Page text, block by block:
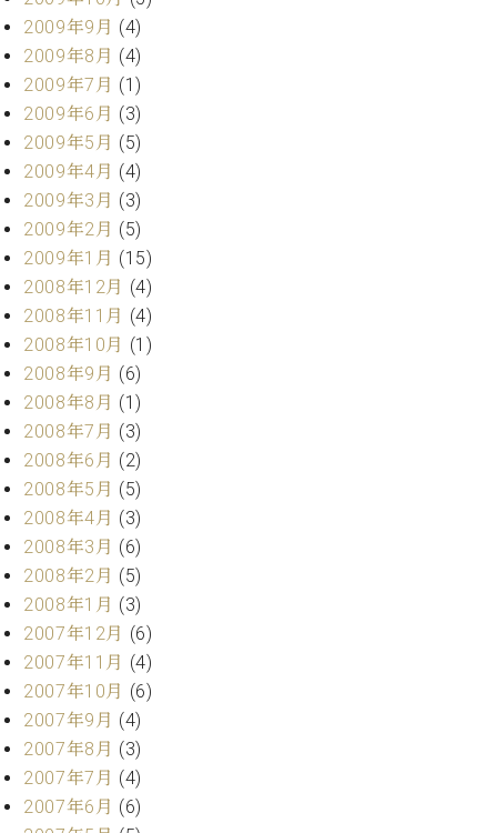
2009年9月 (4)
2009年8月 (4)
2009年7月 (1)
2009年6月 (3)
2009年5月 (5)
2009年4月 (4)
2009年3月 (3)
2009年2月 (5)
2009年1月 (15)
2008年12月 (4)
2008年11月 (4)
2008年10月 (1)
2008年9月 (6)
2008年8月 (1)
2008年7月 (3)
2008年6月 (2)
2008年5月 (5)
2008年4月 (3)
2008年3月 (6)
2008年2月 (5)
2008年1月 (3)
2007年12月 (6)
2007年11月 (4)
2007年10月 (6)
2007年9月 (4)
2007年8月 (3)
2007年7月 (4)
2007年6月 (6)